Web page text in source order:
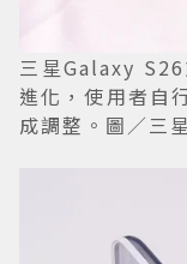
三星Galaxy
進化，使用者自
成調整。圖／三